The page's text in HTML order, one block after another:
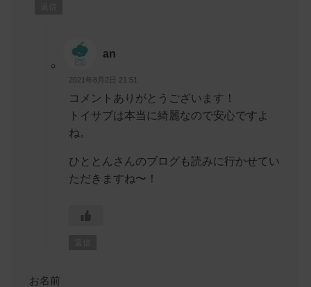
an
2021年8月2日 21:51
コメントありがとうございます！
トイサブは本当に綺麗なので安心ですよ
ね。
ひととんさんのブログも読みに行かせてい
ただきますね〜！
お名前